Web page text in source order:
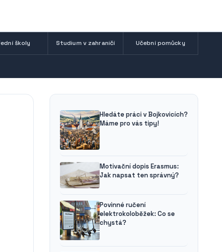
školy Studium v zahraničí Učební pomůcky
Hledáte práci v Bojkovicích?
Máme pro vás tipy!
Motivační dopis Erasmus:
Jak napsat ten správný?
Povinné ručení
elektrokoloběžek: Co se
chystá?